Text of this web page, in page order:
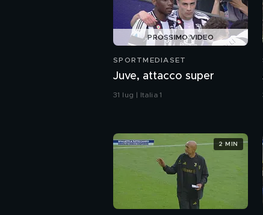
PROSSIMO VIDEO
SPORTMEDIASET
Juve, attacco super
31 lug | Italia 1
2 MIN